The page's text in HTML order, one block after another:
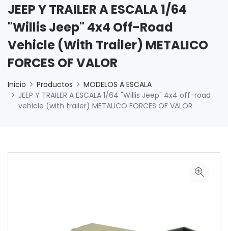
JEEP Y TRAILER A ESCALA 1/64
"Willis Jeep" 4x4 Off-Road
Vehicle (with Trailer) METALICO
FORCES OF VALOR
Inicio Productos
MODELOS A ESCALA
JEEP Y TRAILER A ESCALA 1/64 "Willis Jeep" 4x4 off-road
vehicle (with trailer) METALICO FORCES OF VALOR